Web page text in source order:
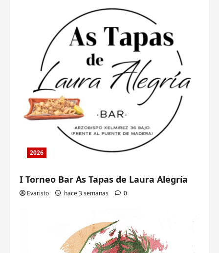
2026
I Torneo Bar As Tapas de Laura Alegría
Evaristo hace 3 semanas 0